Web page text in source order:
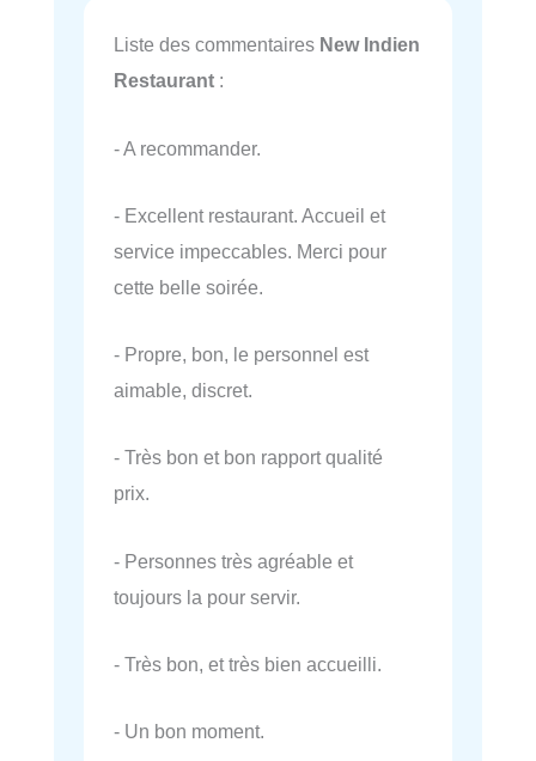
Liste des commentaires New Indien
Restaurant :
- A recommander.
- Excellent restaurant. Accueil et
service impeccables. Merci pour
cette belle soirée.
- Propre, bon, le personnel est
aimable, discret.
- Très bon et bon rapport qualité
prix.
- Personnes très agréable et
toujours la pour servir.
- Très bon, et très bien accueilli.
- Un bon moment.